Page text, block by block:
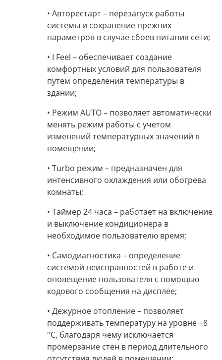
• Авторестарт – перезапуск работы
системы и сохранение прежних
параметров в случае сбоев питания сети;
• I Feel – обеспечивает создание
комфортных условий для пользователя
путем определения температуры в
здании;
• Режим AUTO – позволяет автоматически
менять режим работы с учетом
изменений температурных значений в
помещении;
• Turbo режим – предназначен для
интенсивного охлаждения или обогрева
комнаты;
• Таймер 24 часа – работает на включение
и выключение кондиционера в
необходимое пользователю время;
• Самодиагностика – определение
системой неисправностей в работе и
оповещение пользователя с помощью
кодового сообщения на дисплее;
• Дежурное отопление – позволяет
поддерживать температуру на уровне +8
°С, благодаря чему исключается
промерзание стен в период длительного